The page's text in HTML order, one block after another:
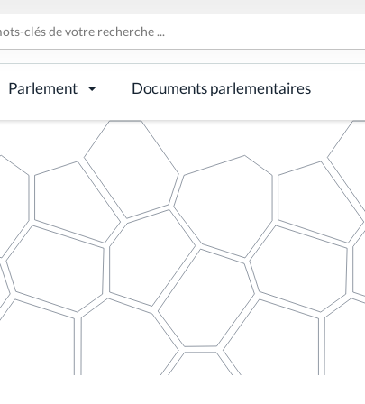
Parlement Documents parlementaires